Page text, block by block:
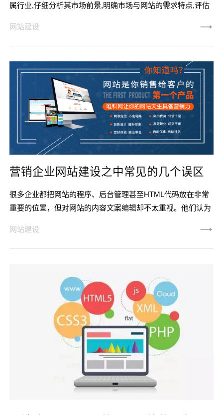
属行业,仔细分析其市场前景,明确市场与网站的需求特点,评估
分析行业竞争者,了解对手网站的特点。并且根据客户企业的实
力,简单评估网站建成后,可以利用网站提升哪些竞争力,包括建
网络根据客户公司的发展需
网站建设
营销企业网站建设之中常见的几个误区
很多企业都把网站的程序、后台管理甚至HTML代码放在非常
重要的位置，但对网站的内容文案编辑却不太重视。他们认为
业有专业，营销文案也需要专业人才。他们之中的许多人都是
随便的客串明星或是网上文章的摘录。
网站建设